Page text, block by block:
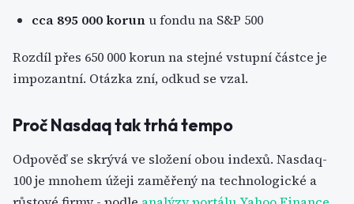
cca 895 000 korunu fondu na S&P 500
Rozdíl přes 650 000 korun na stejné vstupní částce je
impozantní. Otázka zní, odkud se vzal.
Proč Nasdaq tak trhá tempo
Odpověď se skrývá ve složení obou indexů. Nasdaq-
100 je mnohem úžeji zaměřený na technologické a